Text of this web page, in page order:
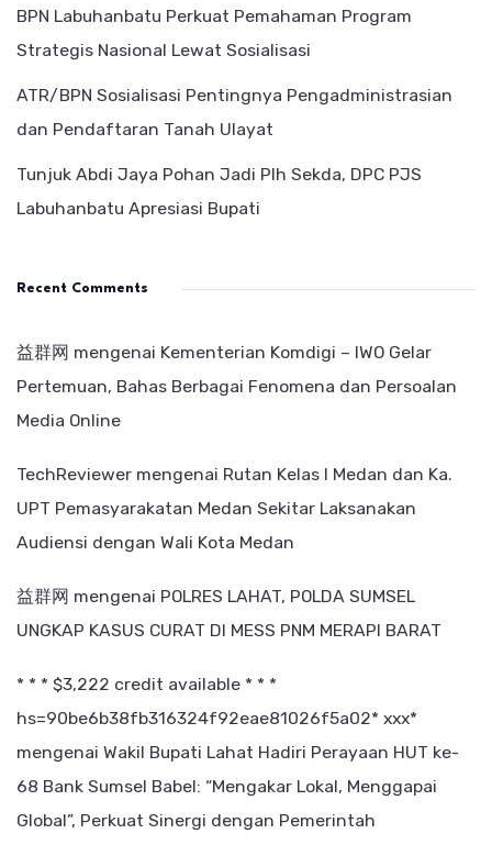
BPN Labuhanbatu Perkuat Pemahaman Program
Strategis Nasional Lewat Sosialisasi
ATR/BPN Sosialisasi Pentingnya Pengadministrasian
dan Pendaftaran Tanah Ulayat
Tunjuk Abdi Jaya Pohan Jadi Plh Sekda, DPC PJS
Labuhanbatu Apresiasi Bupati
Recent Comments
益群网 mengenai Kementerian Komdigi – IWO Gelar
Pertemuan, Bahas Berbagai Fenomena dan Persoalan
Media Online
TechReviewer mengenai Rutan Kelas I Medan dan Ka.
UPT Pemasyarakatan Medan Sekitar Laksanakan
Audiensi dengan Wali Kota Medan
益群网 mengenai POLRES LAHAT, POLDA SUMSEL
UNGKAP KASUS CURAT DI MESS PNM MERAPI BARAT
* * * $3,222 credit available * * *
hs=90be6b38fb316324f92eae81026f5a02* ххх*
mengenai Wakil Bupati Lahat Hadiri Perayaan HUT ke-
68 Bank Sumsel Babel: “Mengakar Lokal, Menggapai
Global”, Perkuat Sinergi dengan Pemerintah